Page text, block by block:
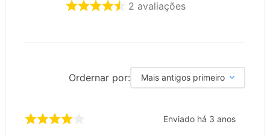
2 avaliações
Ordernar por: Mais antigos primeiro
Enviado há 3 anos